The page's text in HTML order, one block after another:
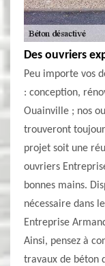
Des ouvriers
Peu importe vos
: conception,
Ouainville ; nos
trouveront
projet soit une
ouvriers
bonnes mains.
nécessaire dans
Entreprise
Ainsi, pensez à
travaux de béton